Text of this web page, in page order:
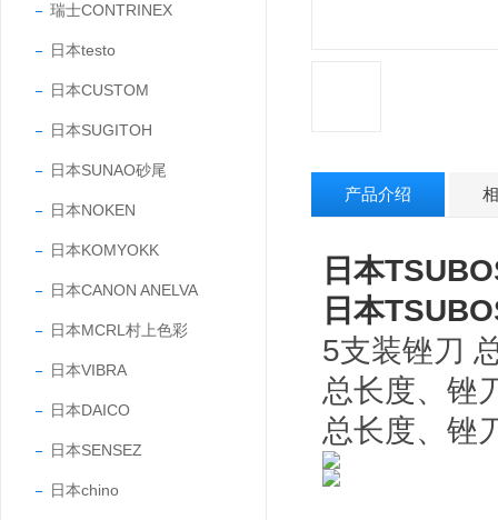
瑞士CONTRINEX
日本testo
日本CUSTOM
日本SUGITOH
日本SUNAO砂尾
日本NOKEN
日本KOMYOKK
日本CANON ANELVA
日本MCRL村上色彩
日本VIBRA
日本DAICO
日本SENSEZ
日本chino
产品介绍
日本
日本
5支装锉刀
总长度、锉
总长度、锉